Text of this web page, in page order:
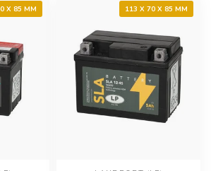
X 85 MM 113 X 70 X 85 MM